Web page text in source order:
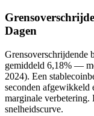
Dagen
Grensoverschrijdende
gemiddeld 6,18% —
2024). Een
seconden afgewikkeld
marginale verbetering.
snelheidscurve.